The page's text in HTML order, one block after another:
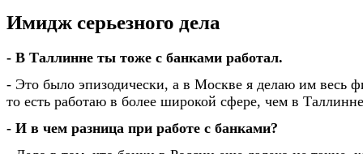
Имидж серьезного дела
- В Таллинне ты тоже с банками работал.
- Это было эпизодически, а в Москве я делаю им весь
то есть работаю в более широкой сфере, чем в
- И в чем разница при работе с банками?